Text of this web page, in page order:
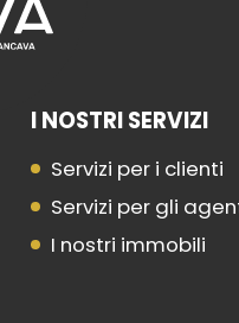
I NOSTRI SERVIZI
Servizi per i clienti
Servizi per gli
I nostri immobili